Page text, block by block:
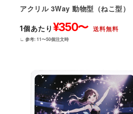
アクリル 3Way 動物型（ねこ型）
1個あたり ¥350〜 送料無料
∟ 参考: 11〜50個注文時